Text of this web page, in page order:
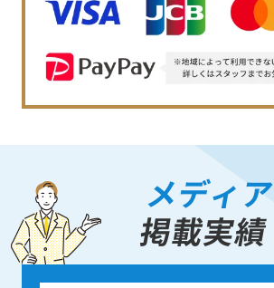
メディア
掲載実績